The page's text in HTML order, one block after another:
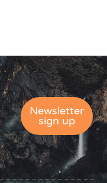
Newsletter
sign up